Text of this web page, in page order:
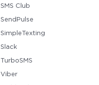
SMS Club
SendPulse
SimpleTexting
Slack
TurboSMS
Viber